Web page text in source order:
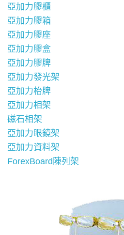
亞加力膠櫃
亞加力膠箱
亞加力膠座
亞加力膠盒
亞加力膠牌
亞加力發光架
亞加力枱牌
亞加力相架
磁石相架
亞加力眼鏡架
亞加力資料架
ForexBoard陳列架